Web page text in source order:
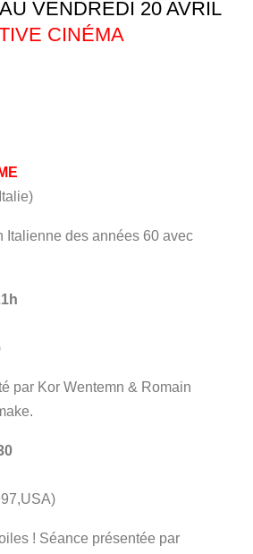
VENDREDI 20 AVRIL
CINÉMA
Italienne des années 60 avec
par Kor Wentemn & Romain
! Séance présentée par